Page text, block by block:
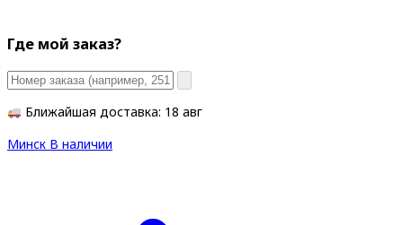
Где мой заказ?
Ближайшая доставка: 18 авг
Минск В наличии